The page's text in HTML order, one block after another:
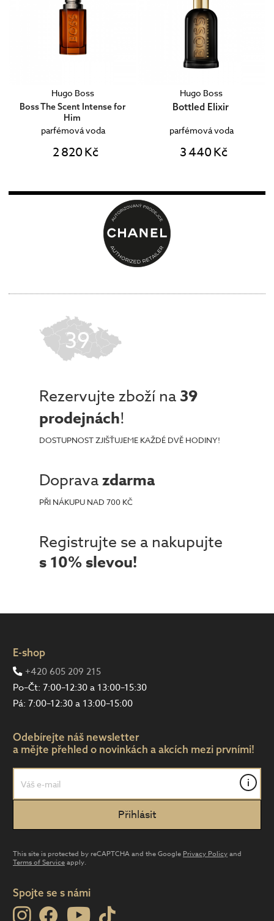
Hugo Boss
Boss The Scent Intense for
Him
parfémová voda
2 820 Kč
Hugo Boss
Bottled Elixir
parfémová voda
3 440 Kč
39
Rezervujte zboží na 39
prodejnách!
DOSTUPNOST ZJIŠŤUJEME KAŽDÉ DVĚ HODINY!
Dopravazdarma
PŘI NÁKUPU NAD 700 KČ
Registrujte se a nakupujte
s 10% slevou!
E-shop
+420 605 209 215
Po–Čt: 7:00–12:30 a 13:00–15:30
Pá: 7:00–12:30 a 13:00–15:00
Odebírejte náš newsletter
a mějte přehled o novinkách a akcích mezi prvními!
i
This site is protected by reCAPTCHA and the Google Privacy Policyand
Terms of Serviceapply.
Spojte se s námi